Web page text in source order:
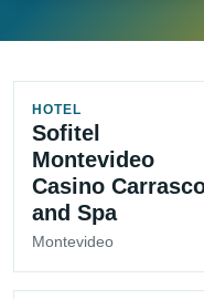
HOTEL
Sofitel
Montevideo
Casino
and Spa
Montevideo